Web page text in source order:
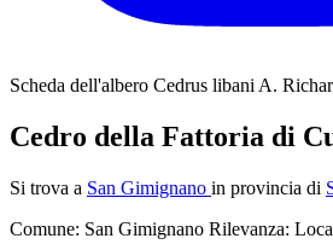
Scheda dell'albero Cedrus libani A.
Cedro della Fattoria di
Si trova a San Gimignano in provincia di
Comune: San Gimignano Rilevanza: